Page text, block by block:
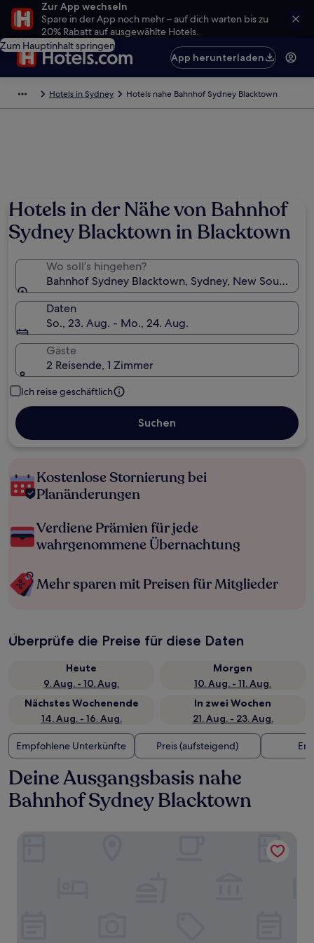
Zur App wechseln
Spare in der App noch mehr – auf dich warten bis zu
20% Rabatt auf ausgewählte Hotels.
Zum Hauptinhalt springen
App herunterladen
Hotels in Sydney Hotels nahe Bahnhof Sydney Blacktown
Hotels in der Nähe von Bahnhof
Sydney Blacktown in Blacktown
Wo soll’s hingehen?
Bahnhof Sydney Blacktown, Sydney, New South
Daten
So., 23. Aug. - Mo., 24. Aug.
Gäste
2 Reisende, 1 Zimmer
Ich reise geschäftlich
Suchen
Kostenlose Stornierung bei
Planänderungen
Verdiene Prämien für jede
wahrgenommene Übernachtung
Mehr sparen mit Preisen für Mitglieder
Überprüfe die Preise für diese Daten
Heute
9. Aug. - 10. Aug.
Morgen
10. Aug. - 11. Aug.
Nächstes Wochenende
14. Aug. - 16. Aug.
In zwei Wochen
21. Aug. - 23. Aug.
Empfohlene Unterkünfte Preis (aufsteigend)
Deine Ausgangsbasis nahe
Bahnhof Sydney Blacktown